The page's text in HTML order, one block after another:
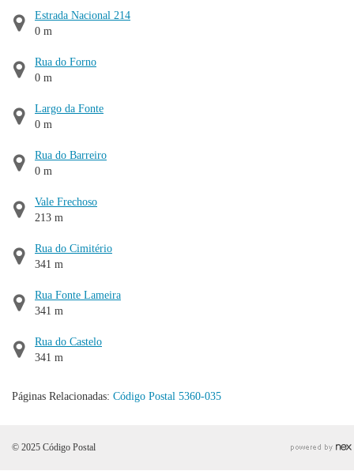
Estrada Nacional 214
0 m
Rua do Forno
0 m
Largo da Fonte
0 m
Rua do Barreiro
0 m
Vale Frechoso
213 m
Rua do Cimitério
341 m
Rua Fonte Lameira
341 m
Rua do Castelo
341 m
Páginas Relacionadas: Código Postal 5360-035
© 2025 Código Postal